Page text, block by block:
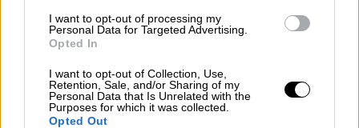
I want to opt-out of processing my
Personal Data for Targeted Advertising.
Opted In
I want to opt-out of Collection, Use,
Retention, Sale, and/or Sharing of my
Personal Data that Is Unrelated with the
Purposes for which it was collected.
Opted Out
ειδήσεις τώρα
Marvel
Netflix
κόμικς